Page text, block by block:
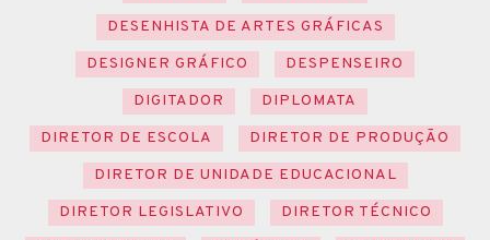
DESENHISTA DE ARTES GRÁFICAS
DESIGNER GRÁFICO
DESPENSEIRO
DIGITADOR
DIPLOMATA
DIRETOR DE ESCOLA
DIRETOR DE PRODUÇÃO
DIRETOR DE UNIDADE EDUCACIONAL
DIRETOR LEGISLATIVO
DIRETOR TÉCNICO